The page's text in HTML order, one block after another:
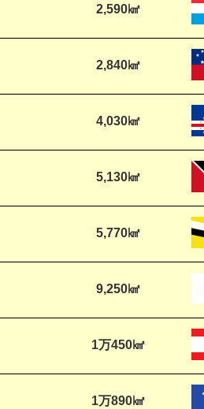
2,590㎢
2,840㎢
4,030㎢
5,130㎢
5,770㎢
9,250㎢
1万450㎢
1万890㎢